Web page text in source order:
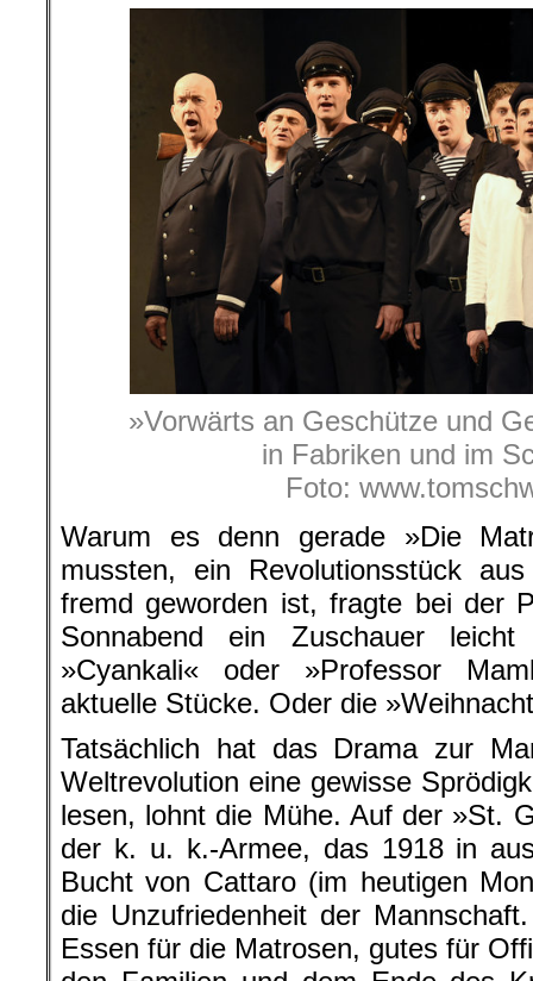
»Vorwärts an Geschütze und
in Fabriken und im
Foto:
Warum es denn gerade »Die
mussten, ein Revolutionsstück
fremd geworden ist, fragte bei der
Sonnabend ein Zuschauer
»Cyankali« oder »Professor
aktuelle Stücke. Oder die
Tatsächlich hat das Drama zur
Weltrevolution eine gewisse
lesen, lohnt die Mühe. Auf der »St.
der k. u. k.-Armee, das 1918 in
Bucht von Cattaro (im heutigen
die Unzufriedenheit der
Essen für die Matrosen, gutes für